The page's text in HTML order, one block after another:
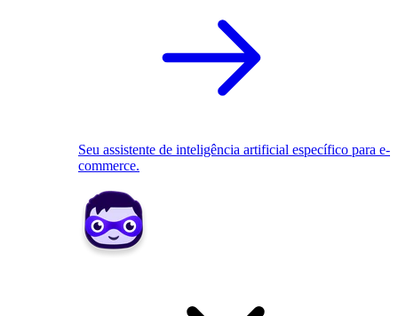
Seu assistente de inteligência artificial específico para e-
commerce.